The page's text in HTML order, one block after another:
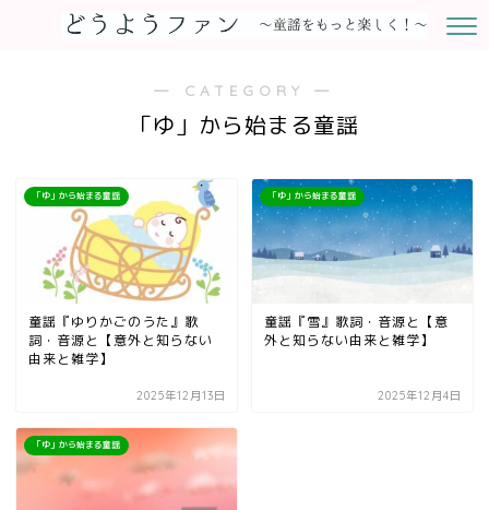
― CATEGORY ―
「ゆ」から始まる童謡
「ゆ」から始まる童謡
童謡『ゆりかごのうた』歌
詞・音源と【意外と知らない
由来と雑学】
2025年12月13日
「ゆ」から始まる童謡
童謡『雪』歌詞・音源と【意
外と知らない由来と雑学】
2025年12月4日
「ゆ」から始まる童謡